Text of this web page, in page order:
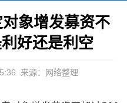
象增发募资不
好还是利空
来源：网络整理